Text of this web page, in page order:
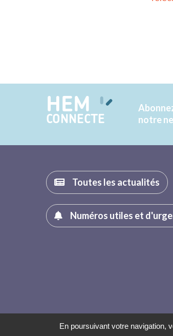
HEM
CONNECTE
notre
Toutes les actualités
Numéros utiles et
En poursuivant votre navigation,